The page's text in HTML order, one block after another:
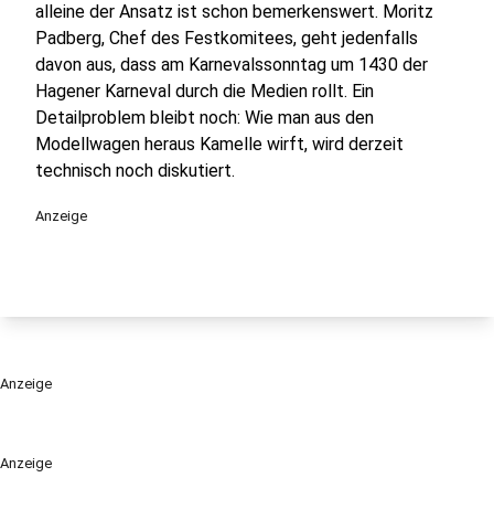
Anzeige
alleine der Ansatz ist schon bemerkenswert. Moritz
Padberg, Chef des Festkomitees, geht jedenfalls
davon aus, dass am Karnevalssonntag um 1430 der
Hagener Karneval durch die Medien rollt. Ein
Detailproblem bleibt noch: Wie man aus den
Modellwagen heraus Kamelle wirft, wird derzeit
technisch noch diskutiert.
Anzeige
Anzeige